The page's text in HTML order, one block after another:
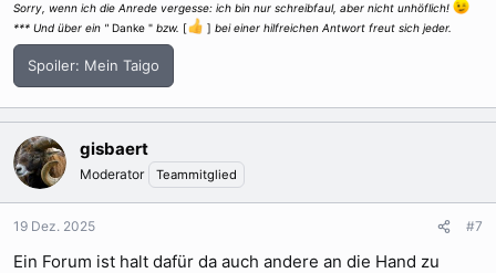
Sorry, wenn ich die Anrede vergesse: ich bin nur schreibfaul, aber nicht unhöflich!
*** Und über ein " Danke " bzw. [ ] bei einer hilfreichen Antwort freut sich jeder.
Spoiler: Mein Taigo
gisbaert
Moderator Teammitglied
19 Dez. 2025 #7
Ein Forum ist halt dafür da auch andere an die Hand zu